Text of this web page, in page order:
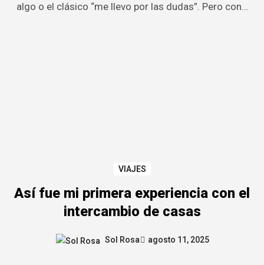
algo o el clásico “me llevo por las dudas”. Pero con…
VIAJES
Así fue mi primera experiencia con el
intercambio de casas
Sol Rosa agosto 11, 2025